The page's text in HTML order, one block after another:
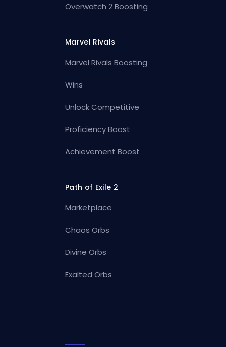
Overwatch 2 Boosting
Marvel Rivals
Marvel Rivals Boosting
Wins
Unlock Competitive
Proficiency Boost
Achievement Boost
Path of Exile 2
Marketplace
Chaos Orbs
Divine Orbs
Exalted Orbs